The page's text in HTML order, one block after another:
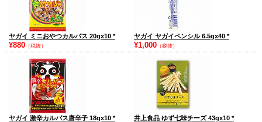
ヤガイ ミニおやつカルパス 20gx10 *
¥880 （税抜）
ヤガイ ヤガイペンシル 6.5gx40 *
¥1,000 （税抜）
ヤガイ 激辛カルパス唐辛子 18gx10 * 井上食品 ゆず七味チーズ 43gx10 *